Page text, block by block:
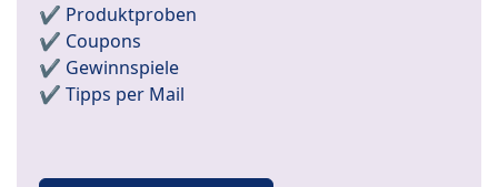
✔️ Produktproben
✔️ Coupons
✔️ Gewinnspiele
✔️ Tipps per Mail